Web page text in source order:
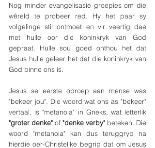
Nog minder evangelisasie groepies om die
wêreld te probeer red. Hy het paar sy
volgelinge stil ontmoet en vir veertig dae
met hulle oor die koninkryk van God
gepraat. Hulle sou goed onthou het dat
Jesus hulle geleer het dat die koninkryk van
God binne ons is.
Jesus se eerste oproep aan mense was
"bekeer jou". Die woord wat ons as "bekeer"
"groter denke" of "denke verby" beteken. Die
woord "metanoia" kan dus teruggryp na
hierdie oer-Christelike begrip dat om Jesus